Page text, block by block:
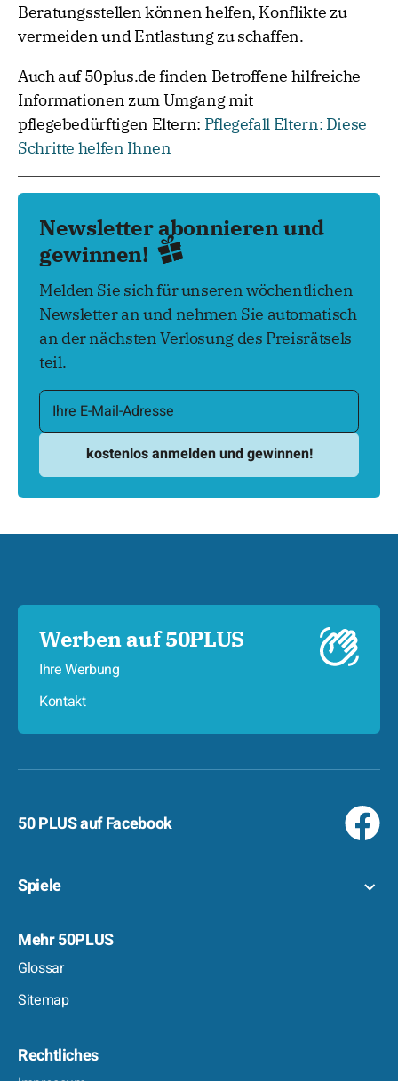
Beratungsstellen können helfen, Konflikte zu
vermeiden und Entlastung zu schaffen.
Auch auf 50plus.de finden Betroffene hilfreiche
Informationen zum Umgang mit
pflegebedürftigen Eltern: Pflegefall Eltern: Diese
Schritte helfen Ihnen
Newsletter abonnieren und
gewinnen!
Melden Sie sich für unseren wöchentlichen
Newsletter an und nehmen Sie automatisch
an der nächsten Verlosung des Preisrätsels
teil.
Werben auf 50PLUS
Ihre Werbung
Kontakt
50 PLUS auf Facebook
Spiele
Mehr 50PLUS
Glossar
Sitemap
Rechtliches